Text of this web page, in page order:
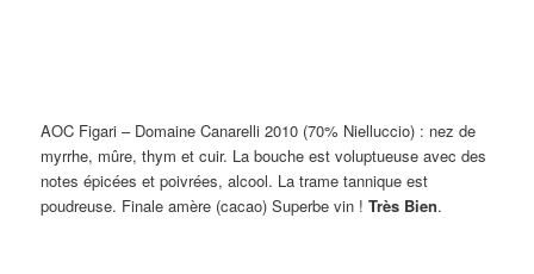
AOC Figari – Domaine Canarelli 2010 (70% Nielluccio) : nez de
myrrhe, mûre, thym et cuir. La bouche est voluptueuse avec des
notes épicées et poivrées, alcool. La trame tannique est
poudreuse. Finale amère (cacao) Superbe vin !Très Bien.